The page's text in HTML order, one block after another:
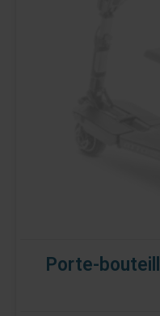
Porte-